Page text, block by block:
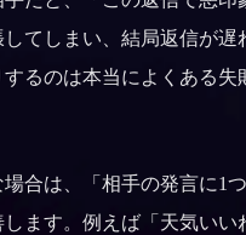
てしまい、結局返信が遅
るのは本当によくある失
合は、「相手の発言に1
ます。例えば「天気いい